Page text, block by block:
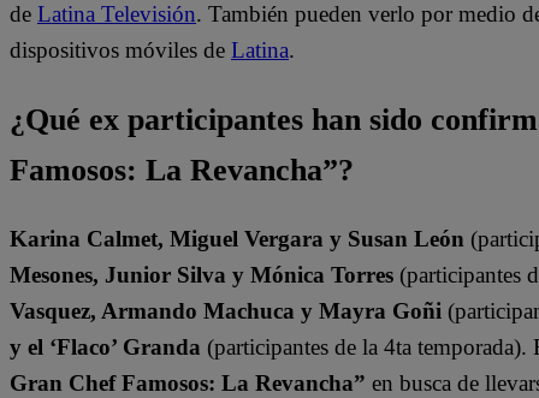
de Latina Televisión. También pueden verlo por medio
dispositivos móviles de Latina.
¿Qué ex participantes han sido
Famosos: La Revancha”?
Karina Calmet, Miguel Vergara y Susan León
Mesones, Junior Silva y Mónica Torres (participantes
Vasquez, Armando Machuca y Mayra Goñi
y el ‘Flaco’ Granda (participantes de la 4ta temporada).
Gran Chef Famosos: La Revancha” en busca de